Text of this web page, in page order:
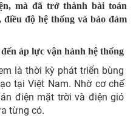
mà đã trở thành bài toán
độ hệ thống và bảo đảm
áp lực vận hành hệ thống
là thời kỳ phát triển bùng
tại Việt Nam. Nhờ cơ chế
điện mặt trời và điện gió
từng có.